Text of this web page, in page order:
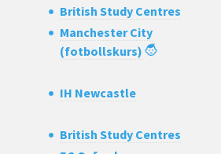
British Study Centres
Manchester City
(fotbollskurs)
IH Newcastle
British Study Centres